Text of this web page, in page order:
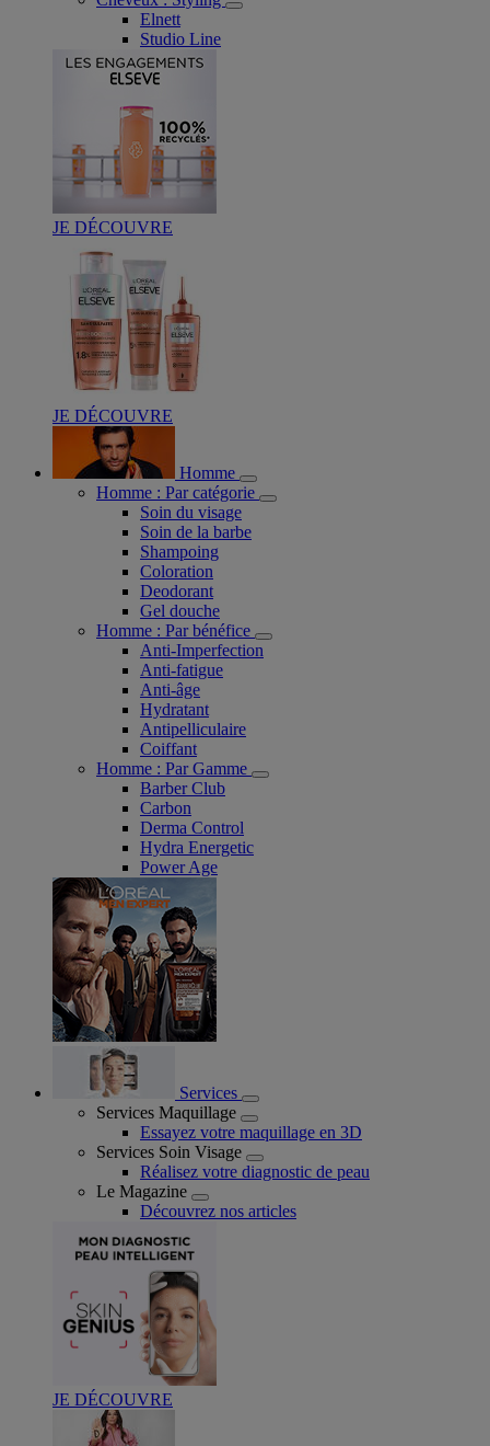
Elnett
Studio Line
JE DÉCOUVRE
JE DÉCOUVRE
Homme
Homme : Par catégorie
Soin du visage
Soin de la barbe
Shampoing
Coloration
Deodorant
Gel douche
Homme : Par bénéfice
Anti-Imperfection
Anti-fatigue
Anti-âge
Hydratant
Antipelliculaire
Coiffant
Homme : Par Gamme
Barber Club
Carbon
Derma Control
Hydra Energetic
Power Age
Services
Services Maquillage
Essayez votre maquillage en 3D
Services Soin Visage
Réalisez votre diagnostic de peau
Le Magazine
Découvrez nos articles
JE DÉCOUVRE